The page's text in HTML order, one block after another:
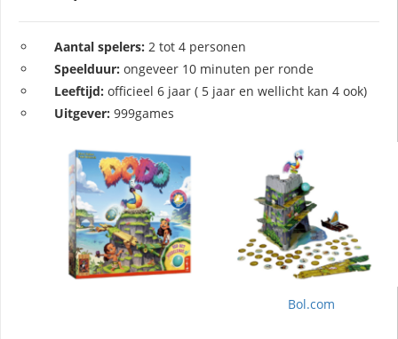
Aantal spelers:2 tot 4 personen
Speelduur:ongeveer 10 minuten per ronde
Leeftijd:officieel 6 jaar ( 5 jaar en wellicht kan 4 ook)
Uitgever:999games
Bol.com